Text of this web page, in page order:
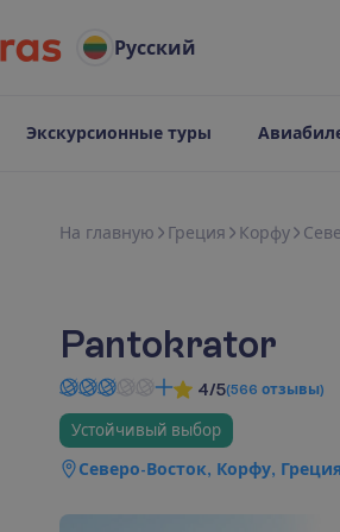
Русский
Экскурсионные туры
На главную Греция Корфу
Pantokrator
4/5(566 отзывы)
Устойчивый выбор
Северо-Восток, Корфу, Греция